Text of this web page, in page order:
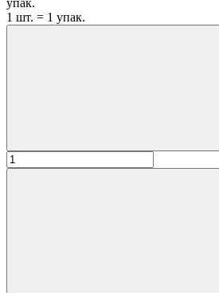
1 шт. = 1 упак.